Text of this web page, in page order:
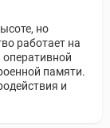
но
работает на
оперативной
памяти.
и